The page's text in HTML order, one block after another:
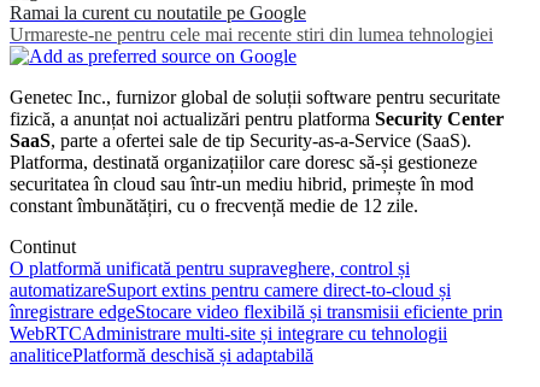
Ramai la curent cu noutatile pe Google
Urmareste-ne pentru cele mai recente stiri din lumea tehnologiei
Genetec Inc., furnizor global de soluții software pentru securitate
fizică, a anunțat noi actualizări pentru platforma Security Center
SaaS, parte a ofertei sale de tip Security-as-a-Service (SaaS).
Platforma, destinată organizațiilor care doresc să-și gestioneze
securitatea în cloud sau într-un mediu hibrid, primește în mod
constant îmbunătățiri, cu o frecvență medie de 12 zile.
Continut
O platformă unificată pentru supraveghere, control și
automatizareSuport extins pentru camere direct-to-cloud și
înregistrare edgeStocare video flexibilă și transmisii eficiente prin
WebRTCAdministrare multi-site și integrare cu tehnologii
analiticePlatformă deschisă și adaptabilă